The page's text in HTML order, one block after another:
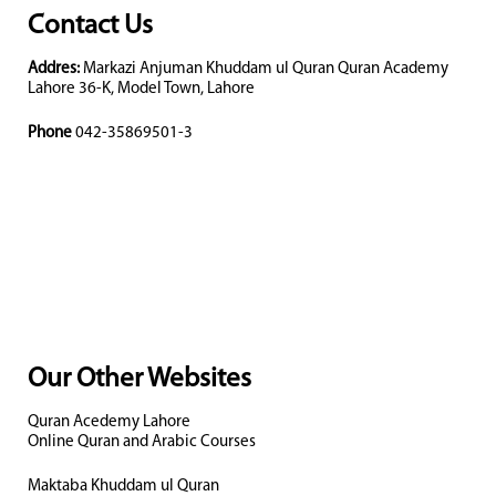
Contact Us
Addres: Markazi Anjuman Khuddam ul Quran Quran Academy
Lahore 36-K, Model Town, Lahore
Phone 042-35869501-3
Our Other Websites
Quran Acedemy Lahore
Online Quran and Arabic Courses
Maktaba Khuddam ul Quran